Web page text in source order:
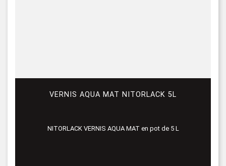
VERNIS AQUA MAT NITORLACK 5L
NITORLACK VERNIS AQUA MAT en pot de 5 L